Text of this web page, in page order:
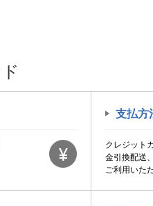
支払方
クレジット
金引換配送
ご利用いた